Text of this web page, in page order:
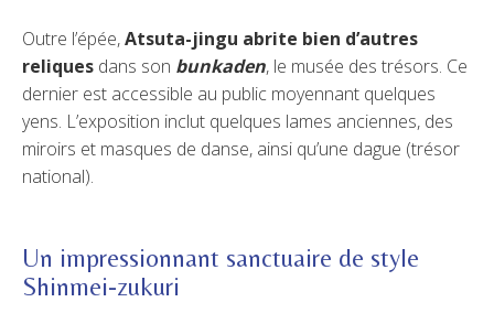
Outre l’épée,Atsuta-jingu abrite bien d’autres
reliques dans son bunkaden, le musée des trésors. Ce
dernier est accessible au public moyennant quelques
yens. L’exposition inclut quelques lames anciennes, des
miroirs et masques de danse, ainsi qu’une dague (trésor
national).
Un impressionnant sanctuaire de style
Shinmei-zukuri